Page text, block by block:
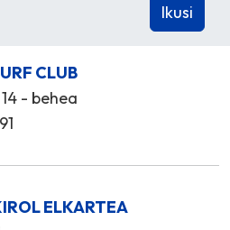
CLUB
- behea
ELKARTEA